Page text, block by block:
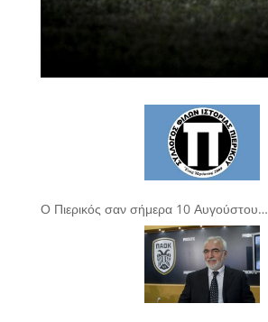
Ο Πιερικός σαν σήμερα 10 Αυγούστου…